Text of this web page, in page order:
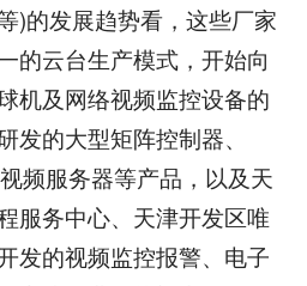
)的发展趋势看，这些厂家
的云台生产模式，开始向
机及网络视频监控设备的
发的大型矩阵控制器、
频服务器等产品，以及天
服务中心、天津开发区唯
发的视频监控报警、电子